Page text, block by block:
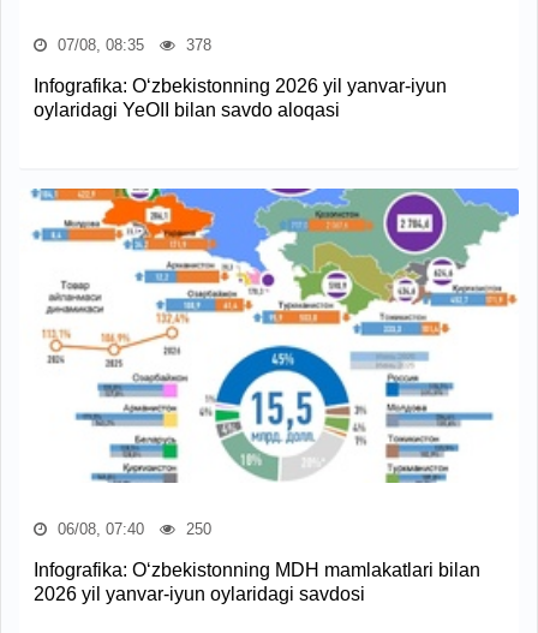
07/08, 08:35 378
Infografika: O‘zbekistonning 2026 yil yanvar-iyun
oylaridagi YeOII bilan savdo aloqasi
06/08, 07:40 250
Infografika: O‘zbekistonning MDH mamlakatlari bilan
2026 yil yanvar-iyun oylaridagi savdosi